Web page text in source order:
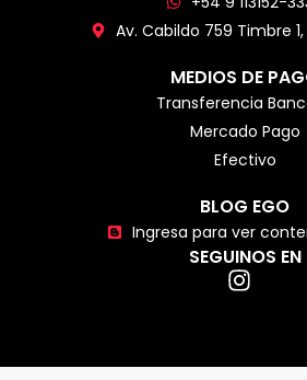
Av. Cabildo 759 Timbre 1,
MEDIOS DE
Transferencia
Mercado Pago
Efectivo
BLOG EGO
Ingresa para ver
SEGUINOS EN